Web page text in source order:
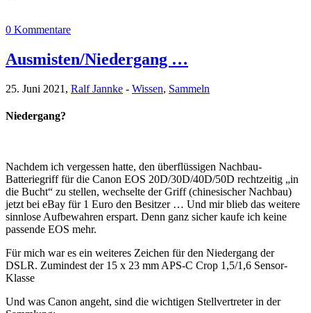
0 Kommentare
Ausmisten/Niedergang …
25. Juni 2021, Ralf Jannke - Wissen, Sammeln
Niedergang?
Nachdem ich vergessen hatte, den überflüssigen Nachbau-
Batteriegriff für die Canon EOS 20D/30D/40D/50D rechtzeitig „in
die Bucht“ zu stellen, wechselte der Griff (chinesischer Nachbau)
jetzt bei eBay für 1 Euro den Besitzer … Und mir blieb das weitere
sinnlose Aufbewahren erspart. Denn ganz sicher kaufe ich keine
passende EOS mehr.
Für mich war es ein weiteres Zeichen für den Niedergang der
DSLR. Zumindest der 15 x 23 mm APS-C Crop 1,5/1,6 Sensor-
Klasse
Und was Canon angeht, sind die wichtigen Stellvertreter in der